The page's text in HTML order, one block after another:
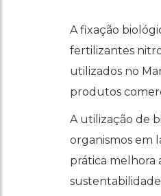
A fixação
fertilizantes
utilizados no
produtos
A utilização de
organismos em
prática melhora